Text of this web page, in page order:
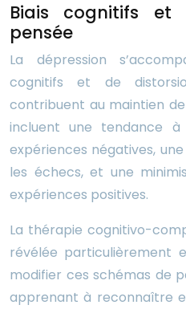
Biais cognitifs et
pensée
La dépression
cognitifs et de
contribuent au maintien
incluent une tendance à
expériences négatives,
les échecs, et une
expériences positives.
La thérapie cognitivo-
révélée particulièrement
modifier ces schémas de
apprenant à reconnaître